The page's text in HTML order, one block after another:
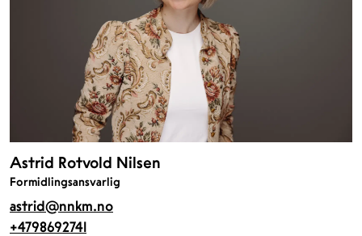
Astrid Rotvold Nilsen
Formidlingsansvarlig
astrid@nnkm.no
+4798692741